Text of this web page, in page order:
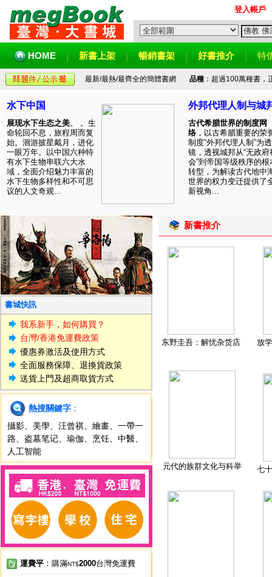
登入帳戶
HOME 新書上架 暢銷書架 好書推介 特
最新/最熱/最齊全的簡體書網 品種：超過100萬種書，
水下中国
展现水下生态之美。 。生
命轮回不息，旅程周而复
始。洄游披星戴月，进化
一眼万年。以中国六种特
有水下生物串联六大水
域，全面介绍魅力丰富的
水下生物多样性和不可思
议的人文奇观...
外邦代理人制与城
古代希腊世界的制度网
络 ，以古希腊重要的荣
制度“外邦代理人制”为透
镜，透视城邦从“无政府
会”到帝国等级秩序的根
转型，为解读古代地中
世界的权力变迁提供了
新视角...
書城快訊
我系新手，如何購買？
台灣/香港免運費政策
優惠券激活及使用方式
全面服務保障、退換貨政策
送貨上門及超商取貨方式
熱搜關鍵字 ：
攝影
美學 汪曾祺 繪畫
一帶一
路
盗墓笔记 瑜伽 烹饪 中醫
人工智能
運費平 ：購滿NT$2000台灣免運費
新書推介
东野圭吾：解忧杂货店 放
元代的族群文化与科举 七